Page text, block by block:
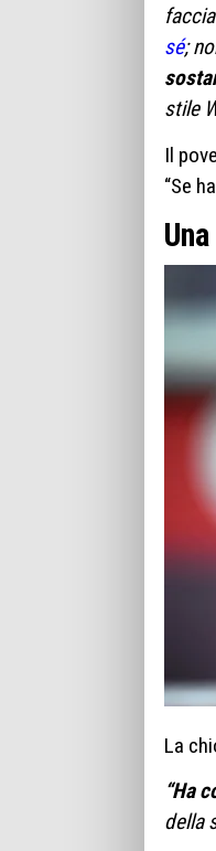
sé;
stile
Il
“Se
La
“Ha
della